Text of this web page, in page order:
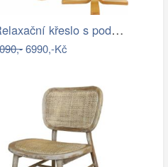
Relaxační křeslo s podnoží, hnědošedá,…
6990,-Kč